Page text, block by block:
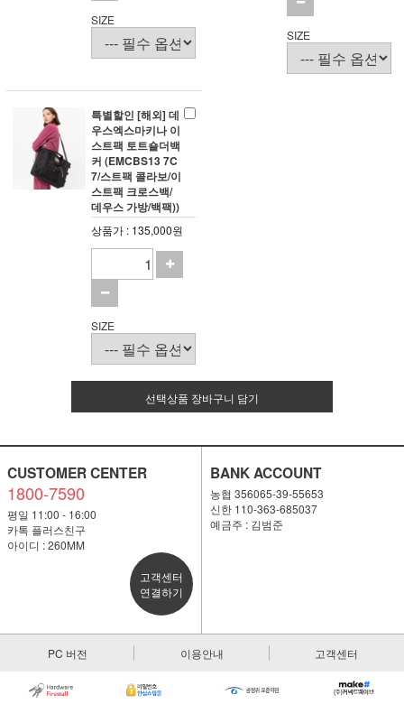
SIZE
SIZE
특별할인 [해외] 데
우스엑스마키나 이
스트팩 토트숄더백
커 (EMCBS13 7C
7/스트팩 콜라보/이
스트팩 크로스백/
데우스 가방/백팩))
상품가 : 135,000원
SIZE
선택상품 장바구니 담기
CUSTOMER CENTER
1800-7590
평일 11:00 - 16:00
카톡 플러스친구
아이디 : 260MM
고객센터
연결하기
BANK ACCOUNT
농협 356065-39-55653
신한 110-363-685037
예금주 : 김범준
PC 버전 이용안내 고객센터